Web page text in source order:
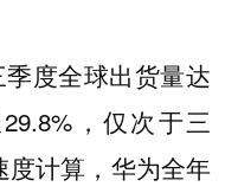
度全球出货量达
，仅次于三
计算，华为全年